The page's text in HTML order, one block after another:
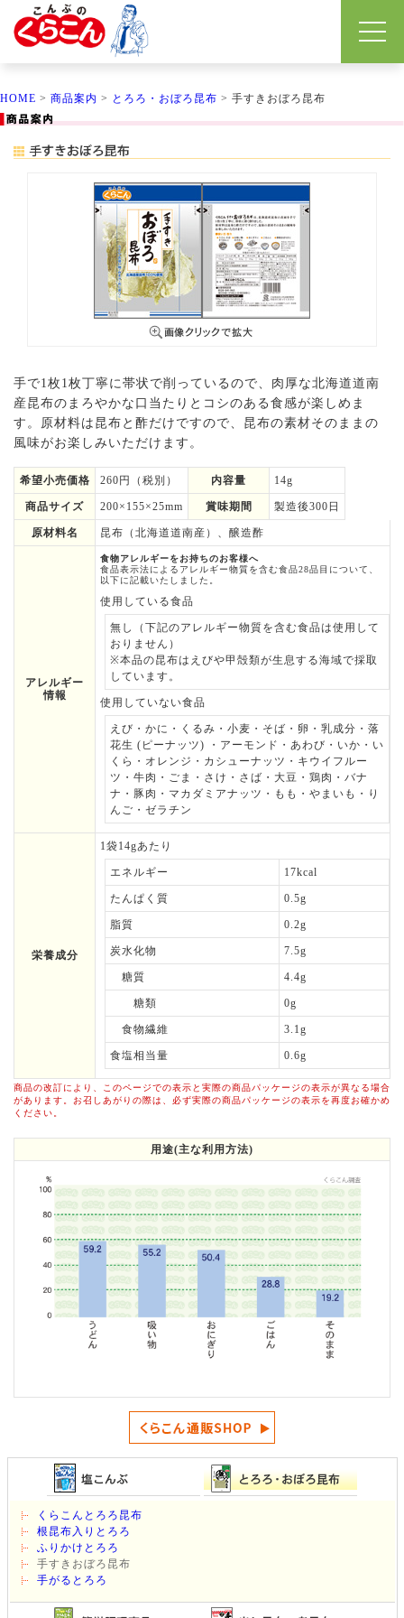
HOME > 商品案内 > とろろ・おぼろ昆布 > 手すきおぼろ昆布
くらこんとろろ昆布
根昆布入りとろろ
ふりかけとろろ
手すきおぼろ昆布
手がるとろろ
手で1枚1枚丁寧に帯状で削っているので、肉厚な北海道道南
産昆布のまろやかな口当たりとコシのある食感が楽しめま
す。原材料は昆布と酢だけですので、昆布の素材そのままの
風味がお楽しみいただけます。
希望小売価格 260円（税別） 内容量 14g
商品サイズ 200×155×25mm 賞味期間 製造後300日
原材料名 昆布（北海道道南産）、醸造酢
アレルギー
情報
食物アレルギーをお持ちのお客様へ
食品表示法によるアレルギー物質を含む食品28品目について、
以下に記載いたしました。
使用している食品
無し（下記のアレルギー物質を含む食品は使用して
おりません）
※本品の昆布はえびや甲殻類が生息する海域で採取
しています。
使用していない食品
えび・かに・くるみ・小麦・そば・卵・乳成分・落
花生 (ピーナッツ) ・アーモンド・あわび・いか・い
くら・オレンジ・カシューナッツ・キウイフルー
ツ・牛肉・ごま・さけ・さば・大豆・鶏肉・バナ
ナ・豚肉・マカダミアナッツ・もも・やまいも・り
んご・ゼラチン
栄養成分
1袋14gあたり
エネルギー 17kcal
たんぱく質 0.5g
脂質 0.2g
炭水化物 7.5g
糖質 4.4g
糖類 0g
食物繊維 3.1g
食塩相当量 0.6g
商品の改訂により、このページでの表示と実際の商品パッケージの表示が異なる場合
があります。お召しあがりの際は、必ず実際の商品パッケージの表示を再度お確かめ
ください。
用途(主な利用方法)